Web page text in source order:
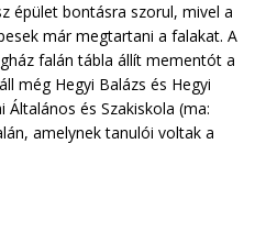
épület bontásra szorul, mivel a
már megtartani a falakat. A
falán tábla állít mementót a
még Hegyi Balázs és Hegyi
és Szakiskola (ma:
amelynek tanulói voltak a